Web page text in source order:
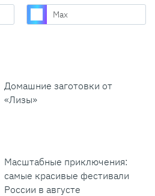
Max
Домашние заготовки от
«Лизы»
Масштабные приключения:
самые красивые фестивали
России в августе